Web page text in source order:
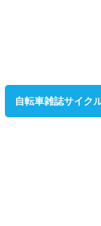
自転車雑誌サイク